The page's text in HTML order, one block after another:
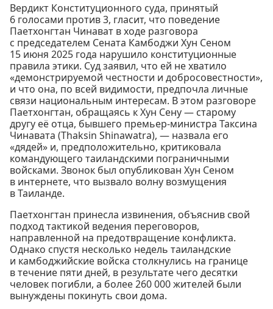
Вердикт Конституционного суда, принятый
6 голосами против 3, гласит, что поведение
Паетхонгтан Чинават в ходе разговора
с председателем Сената Камбоджи Хун Сеном
15 июня 2025 года нарушило конституционные
правила этики. Суд заявил, что ей не хватило
«демонстрируемой честности и добросовестности»,
и что она, по всей видимости, предпочла личные
связи национальным интересам. В этом разговоре
Паетхонгтан, обращаясь к Хун Сену — старому
другу её отца, бывшего премьер-министра Таксина
Чинавата (Thaksin Shinawatra), — назвала его
«дядей» и, предположительно, критиковала
командующего таиландскими пограничными
войсками. Звонок был опубликован Хун Сеном
в интернете, что вызвало волну возмущения
в Таиланде.
Паетхонгтан принесла извинения, объяснив свой
подход тактикой ведения переговоров,
направленной на предотвращение конфликта.
Однако спустя несколько недель таиландские
и камбоджийские войска столкнулись на границе
в течение пяти дней, в результате чего десятки
человек погибли, а более 260 000 жителей были
вынуждены покинуть свои дома.